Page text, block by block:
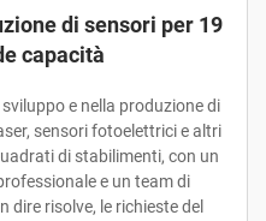
di sensori per 19
capacità
e nella produzione di
sensori fotoelettrici e altri
di stabilimenti, con un
e un team di
dire risolve, le richieste del